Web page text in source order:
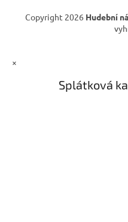
Copyright 2026 Hudební
×
Splátková